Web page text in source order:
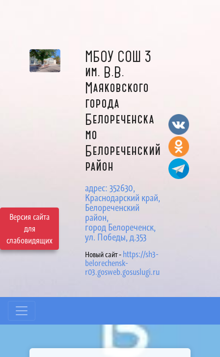
Версия сайта
для
слабовидящих
МБОУ СОШ 3
им. В.В.
Маяковского
города
Белореченска
мо
Белореченский
район
адрес: 352630,
Краснодарский край,
Белореченский
район,
город Белореченск,
ул. Победы, д.353
Новый сайт - https://sh3-
belorechensk-
r03.gosweb.gosuslugi.ru